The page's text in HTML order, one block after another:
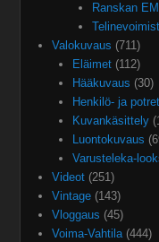
Ranskan
Valokuvaus (711)
Eläimet(112)
Hääkuvaus (30)
Henkilö- ja
Kuvankäsittely
Luontokuvaus
Varusteleka-
Videot (251)
Vintage (143)
Vloggaus (45)
Voima-Vahtila(444)